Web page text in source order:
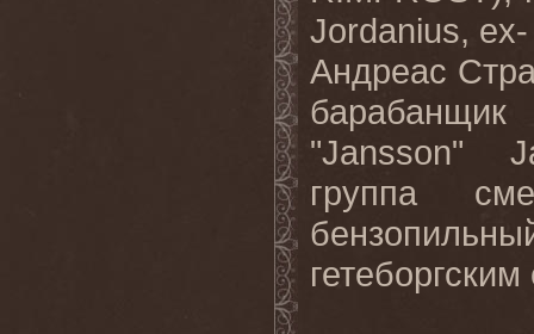
Jordanius,
Андреас
"Jansson"
группа